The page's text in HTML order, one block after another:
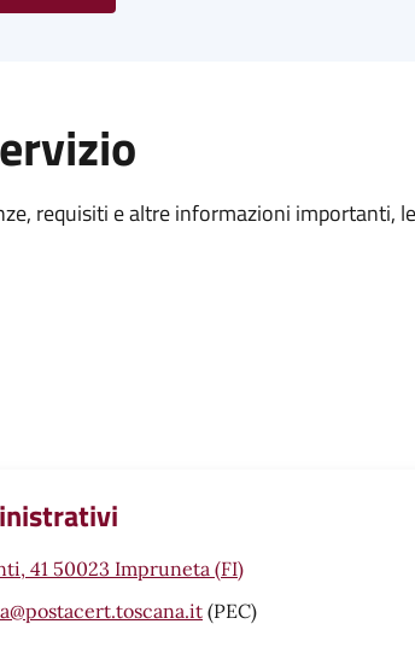
requisiti e altre informazioni importanti,
41 50023 Impruneta (FI)
(PEC)